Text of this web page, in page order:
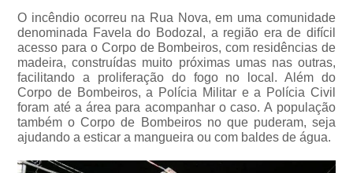
O incêndio ocorreu na Rua Nova, em uma comunidade
denominada Favela do Bodozal, a região era de difícil
acesso para o Corpo de Bombeiros, com residências de
madeira, construídas muito próximas umas nas outras,
facilitando a proliferação do fogo no local. Além do
Corpo de Bombeiros, a Polícia Militar e a Polícia Civil
foram até a área para acompanhar o caso. A população
também o Corpo de Bombeiros no que puderam, seja
ajudando a esticar a mangueira ou com baldes de água.